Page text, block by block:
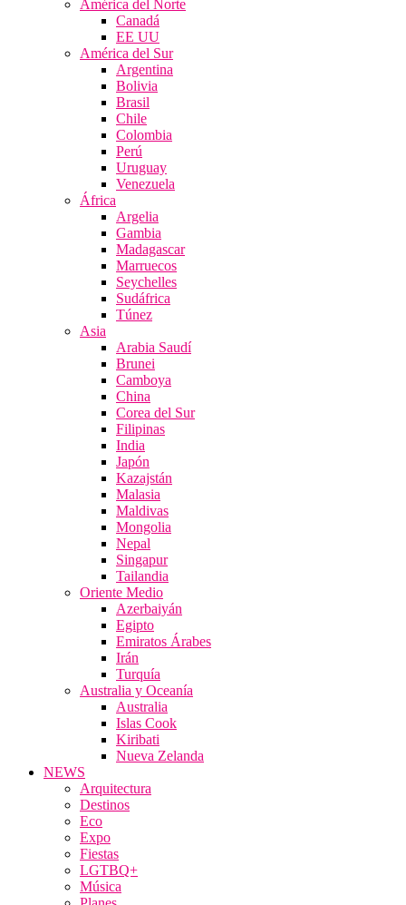
América del Norte
Canadá
EE UU
América del Sur
Argentina
Bolivia
Brasil
Chile
Colombia
Perú
Uruguay
Venezuela
África
Argelia
Gambia
Madagascar
Marruecos
Seychelles
Sudáfrica
Túnez
Asia
Arabia Saudí
Brunei
Camboya
China
Corea del Sur
Filipinas
India
Japón
Kazajstán
Malasia
Maldivas
Mongolia
Nepal
Singapur
Tailandia
Oriente Medio
Azerbaiyán
Egipto
Emiratos Árabes
Irán
Turquía
Australia y Oceanía
Australia
Islas Cook
Kiribati
Nueva Zelanda
NEWS
Arquitectura
Destinos
Eco
Expo
Fiestas
LGTBQ+
Música